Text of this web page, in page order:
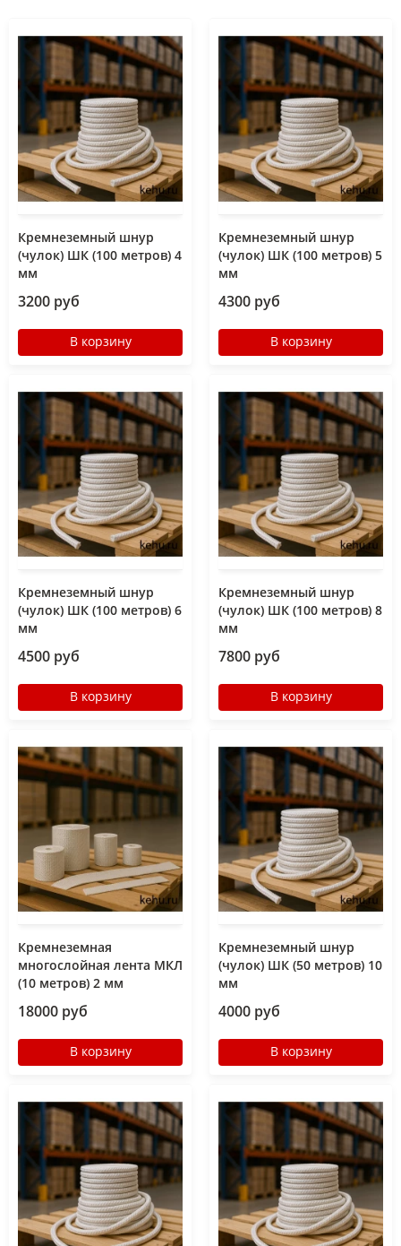
Кремнеземный шнур
(чулок) ШК (100 метров) 4
мм
3200 руб
В корзину
Кремнеземный шнур
(чулок) ШК (100 метров) 5
мм
4300 руб
В корзину
Кремнеземный шнур
(чулок) ШК (100 метров) 6
мм
4500 руб
В корзину
Кремнеземный шнур
(чулок) ШК (100 метров) 8
мм
7800 руб
В корзину
Кремнеземная
многослойная лента МКЛ
(10 метров) 2 мм
18000 руб
В корзину
Кремнеземный шнур
(чулок) ШК (50 метров) 10
мм
4000 руб
В корзину